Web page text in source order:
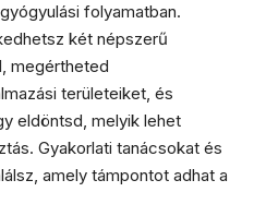
folyamatban.
két népszerű
megértheted
területeiket, és
eldöntsd, melyik lehet
Gyakorlati tanácsokat és
amely támpontot adhat a